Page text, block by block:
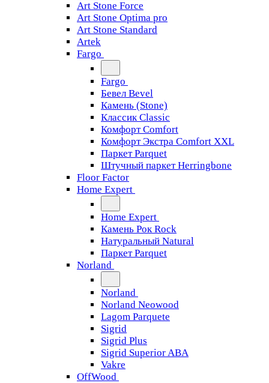
Art Stone Force
Art Stone Optima pro
Art Stone Standard
Artek
Fargo
Fargo
Бевел Bevel
Камень (Stone)
Классик Classic
Комфорт Comfort
Комфорт Экстра Comfort XXL
Паркет Parquet
Штучный паркет Herringbone
Floor Factor
Home Expert
Home Expert
Камень Рок Rock
Натуральный Natural
Паркет Parquet
Norland
Norland
Norland Neowood
Lagom Parquete
Sigrid
Sigrid Plus
Sigrid Superior ABA
Vakre
OffWood